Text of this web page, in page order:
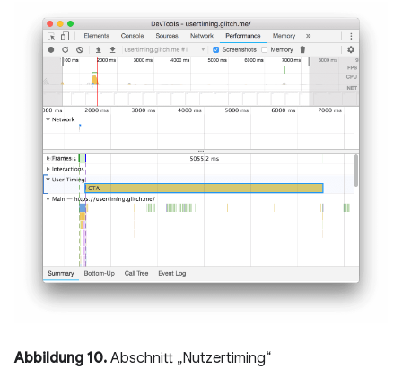
Abbildung 10. Abschnitt „Nutzertiming“